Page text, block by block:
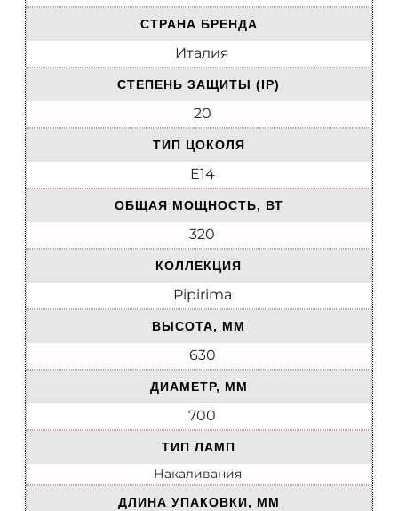
СТРАНА БРЕНДА
Италия
СТЕПЕНЬ ЗАЩИТЫ (IP)
20
ТИП ЦОКОЛЯ
E14
ОБЩАЯ МОЩНОСТЬ, ВТ
320
КОЛЛЕКЦИЯ
Pipirima
ВЫСОТА, ММ
630
ДИАМЕТР, ММ
700
ТИП ЛАМП
Накаливания
ДЛИНА УПАКОВКИ, ММ